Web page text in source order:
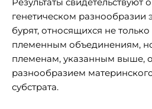
генетическом разнообразии
бурят, относящихся не
племенным объединениям,
племенам, указанным выше,
разнообразием
субстрата.